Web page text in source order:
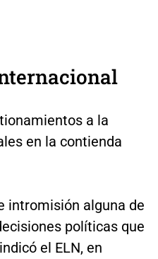
a la
en la contienda
intromisión alguna de
políticas que
el ELN, en